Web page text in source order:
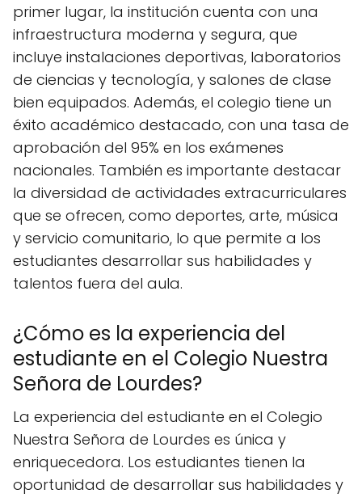
primer lugar, la institución cuenta con una
infraestructura moderna y segura, que
incluye instalaciones deportivas, laboratorios
de ciencias y tecnología, y salones de clase
bien equipados. Además, el colegio tiene un
éxito académico destacado, con una tasa de
aprobación del 95% en los exámenes
nacionales. También es importante destacar
la diversidad de actividades extracurriculares
que se ofrecen, como deportes, arte, música
y servicio comunitario, lo que permite a los
estudiantes desarrollar sus habilidades y
talentos fuera del aula.
¿Cómo es la experiencia del
estudiante en el Colegio Nuestra
Señora de Lourdes?
La experiencia del estudiante en el Colegio
Nuestra Señora de Lourdes es única y
enriquecedora. Los estudiantes tienen la
oportunidad de desarrollar sus habilidades y